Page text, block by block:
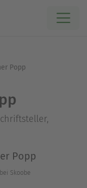
Popp
Popp
Skoobe